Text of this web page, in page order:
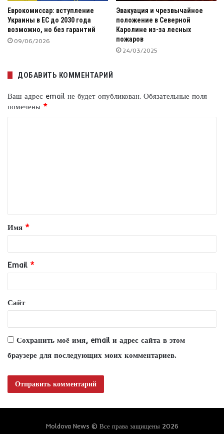
Еврокомиссар: вступление
Украины в ЕС до 2030 года
возможно, но без гарантий
09/06/2026
Эвакуация и чрезвычайное
положение в Северной
Каролине из-за лесных
пожаров
24/03/2025
ДОБАВИТЬ КОММЕНТАРИЙ
Ваш адрес email не будет опубликован. Обязательные поля
помечены *
т
а
й
*
Имя *
Email *
Сайт
Сохранить моё имя, email и адрес сайта в этом
браузере для последующих моих комментариев.
Moldova News © Все права защищены 2026